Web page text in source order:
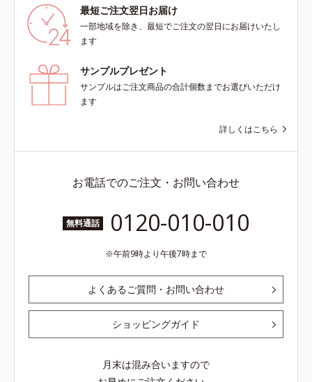
最短ご注文翌日お届け
一部地域を除き、最短でご注文の翌日にお届けいたし
ます
サンプルプレゼント
サンプルはご注文商品の合計個数までお選びいただけ
ます
詳しくはこちら
お電話でのご注文・お問い合わせ
無料通話 0120-010-010
午前9時より午後7時まで
よくあるご質問・お問い合わせ
ショッピングガイド
月末は混み合いますので